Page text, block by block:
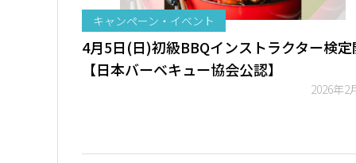
キャンペーン・イベント
4月5日(日)初級BBQインストラクター検定
【日本バーベキュー協会公認】
2026年2